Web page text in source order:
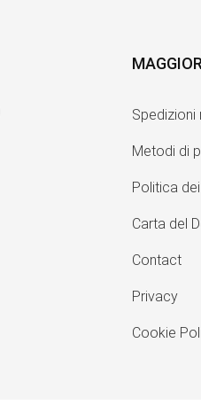
Spedizioni
Metodi di
Politica
Carta del
Contact
Privacy
Cookie